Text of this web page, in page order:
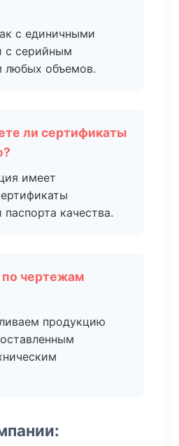
с единичными
с серийным
любых объемов.
ли сертификаты
имеет
качества.
по чертежам
продукцию